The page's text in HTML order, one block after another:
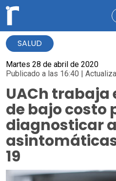
SALUD
Martes 28 de abril de 2020
Publicado a las 16:40 |
UACh trabaja
de bajo costo
diagnosticar
19